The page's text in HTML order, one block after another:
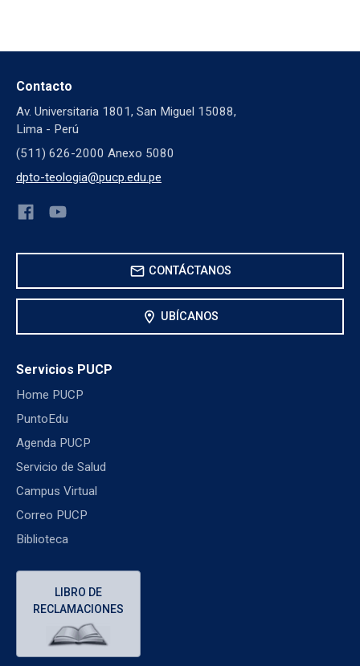
Contacto
Av. Universitaria 1801, San Miguel 15088,
Lima - Perú
(511) 626-2000 Anexo 5080
dpto-teologia@pucp.edu.pe
mail CONTÁCTANOS
location_on UBÍCANOS
Servicios PUCP
Home PUCP
PuntoEdu
Agenda PUCP
Servicio de Salud
Campus Virtual
Correo PUCP
Biblioteca
LIBRO DE
RECLAMACIONES